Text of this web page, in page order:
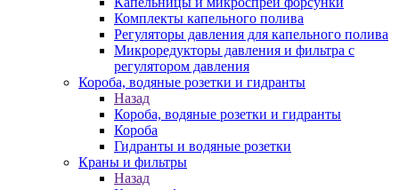
Комплекты капельного полива
Регуляторы давления для капельного полива
Микроредукторы давления и фильтра с
регулятором давления
Короба, водяные розетки и гидранты
Назад
Короба, водяные розетки и гидранты
Короба
Гидранты и водяные розетки
Краны и фильтры
Назад